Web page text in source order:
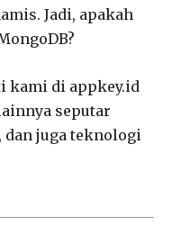
Jadi, apakah
kami di appkey.id
seputar
dan juga teknologi